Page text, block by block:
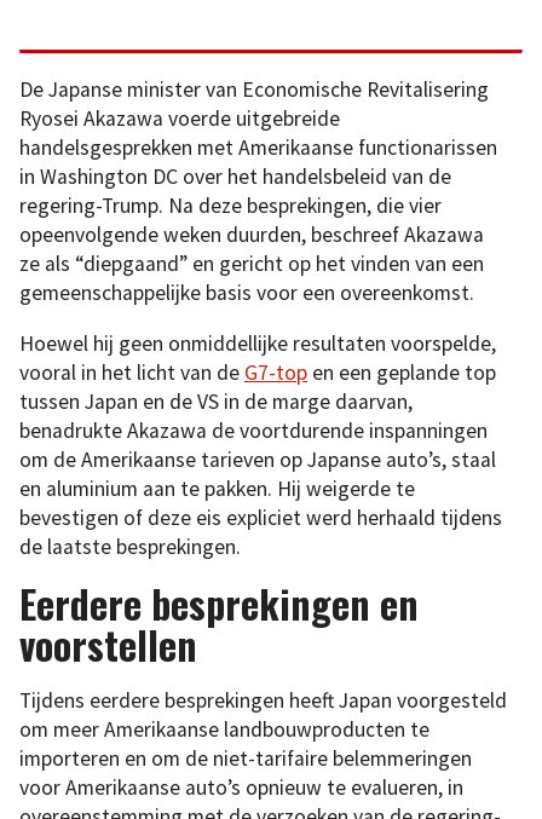
De Japanse minister van Economische Revitalisering
Ryosei Akazawa voerde uitgebreide
handelsgesprekken met Amerikaanse functionarissen
in Washington DC over het handelsbeleid van de
regering-Trump. Na deze besprekingen, die vier
opeenvolgende weken duurden, beschreef Akazawa
ze als “diepgaand” en gericht op het vinden van een
gemeenschappelijke basis voor een overeenkomst.
Hoewel hij geen onmiddellijke resultaten voorspelde,
vooral in het licht van de G7-top en een geplande top
tussen Japan en de VS in de marge daarvan,
benadrukte Akazawa de voortdurende inspanningen
om de Amerikaanse tarieven op Japanse auto’s, staal
en aluminium aan te pakken. Hij weigerde te
bevestigen of deze eis expliciet werd herhaald tijdens
de laatste besprekingen.
Eerdere besprekingen en
voorstellen
Tijdens eerdere besprekingen heeft Japan voorgesteld
om meer Amerikaanse landbouwproducten te
importeren en om de niet-tarifaire belemmeringen
voor Amerikaanse auto’s opnieuw te evalueren, in